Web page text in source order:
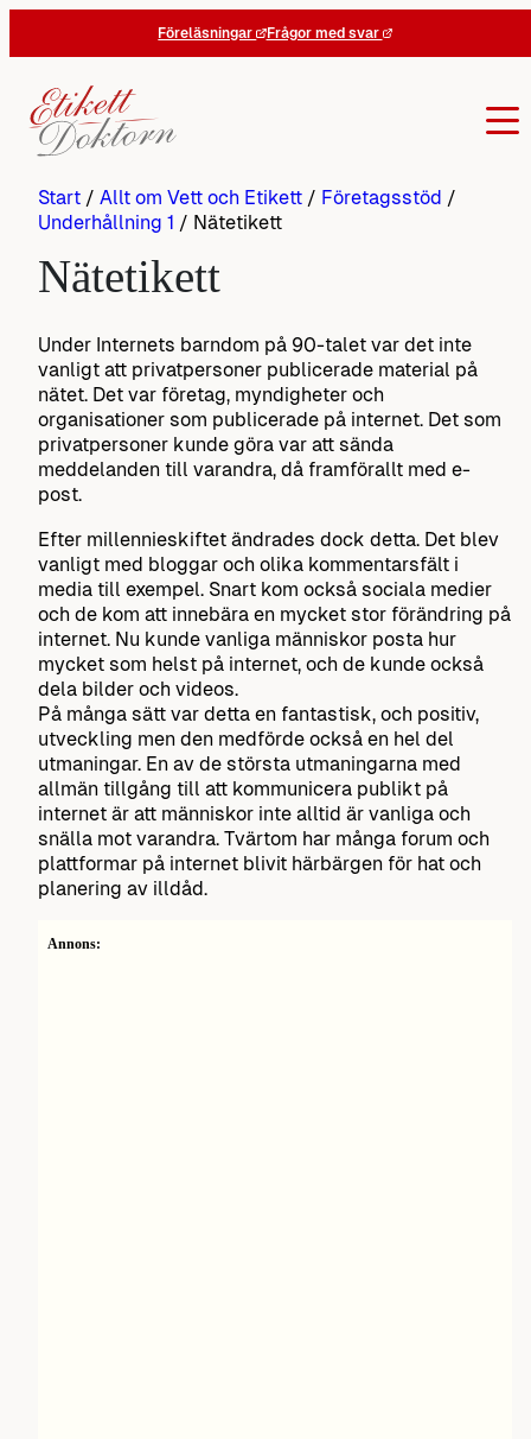
Föreläsningar Frågor med svar
Start / Allt om Vett och Etikett / Företagsstöd /
Underhållning 1 / Nätetikett
Nätetikett
Under Internets barndom på 90-talet var det inte
vanligt att privatpersoner publicerade material på
nätet. Det var företag, myndigheter och
organisationer som publicerade på internet. Det som
privatpersoner kunde göra var att sända
meddelanden till varandra, då framförallt med e-
post.
Efter millennieskiftet ändrades dock detta. Det blev
vanligt med bloggar och olika kommentarsfält i
media till exempel. Snart kom också sociala medier
och de kom att innebära en mycket stor förändring på
internet. Nu kunde vanliga människor posta hur
mycket som helst på internet, och de kunde också
dela bilder och videos.
På många sätt var detta en fantastisk, och positiv,
utveckling men den medförde också en hel del
utmaningar. En av de största utmaningarna med
allmän tillgång till att kommunicera publikt på
internet är att människor inte alltid är vanliga och
snälla mot varandra. Tvärtom har många forum och
plattformar på internet blivit härbärgen för hat och
planering av illdåd.
Annons: